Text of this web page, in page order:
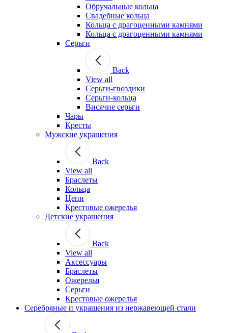
Обручальные кольца
Свадебные кольца
Кольца с драгоценными камнями
Кольца с драгоценными камнями
Серьги
Back
View all
Серьги-гвоздики
Серьги-кольца
Висячие серьги
Чары
Кресты
Мужские украшения
Back
View all
Браслеты
Кольца
Цепи
Крестовые ожерелья
Детские украшения
Back
View all
Аксессуары
Браслеты
Ожерелья
Серьги
Крестовые ожерелья
Серебряные и украшения из нержавеющей стали